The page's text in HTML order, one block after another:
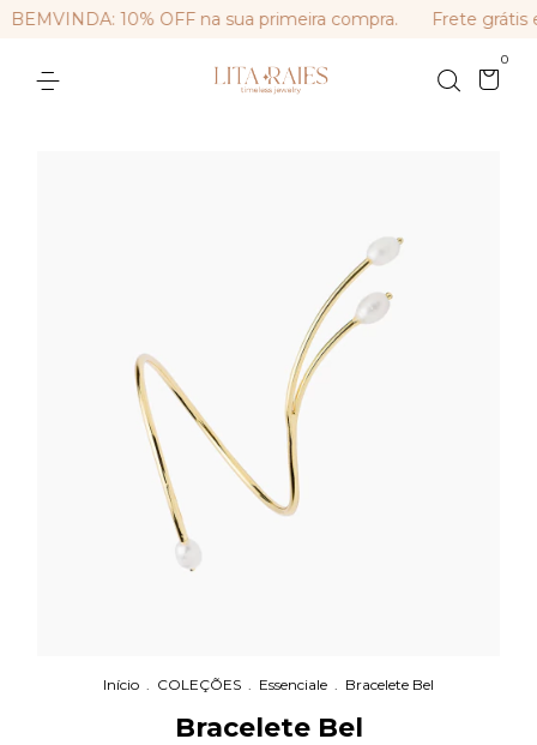
10% OFF na sua primeira compra. Frete grátis
0
Início COLEÇÕES Essenciale Bracelete Bel
Bracelete Bel